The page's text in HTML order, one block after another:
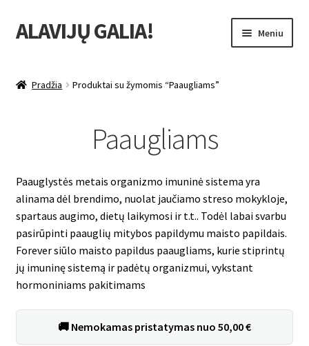
Pereiti
prie
Pereiti
prie
ALAVIJŲ GALIA! Meniu
Uždarbio galimybė
Forever Living products
menu
Pradžia Produktai su žymomis “Paaugliams”
Paaugliams
Paauglystės metais organizmo imuninė sistema yra
alinama dėl brendimo, nuolat jaučiamo streso mokykloje,
spartaus augimo, dietų laikymosi ir t.t.. Todėl labai svarbu
pasirūpinti paauglių mitybos papildymu maisto papildais.
Forever siūlo maisto papildus paaugliams, kurie stiprintų
jų imuninę sistemą ir padėtų organizmui, vykstant
hormoniniams pakitimams
🚚 Nemokamas pristatymas nuo 50,00€